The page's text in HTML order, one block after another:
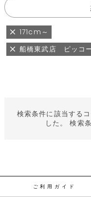
171cm～
船橋東武店 ピッコ
検索条件に該当する
した。 検索
ご利用ガイド